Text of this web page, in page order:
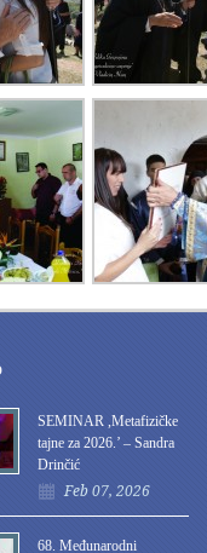
SEMINAR ,Metafizičke
tajne za 2026.’ – Sandra
Drinčić
Feb 07, 2026
68. Međunarodni